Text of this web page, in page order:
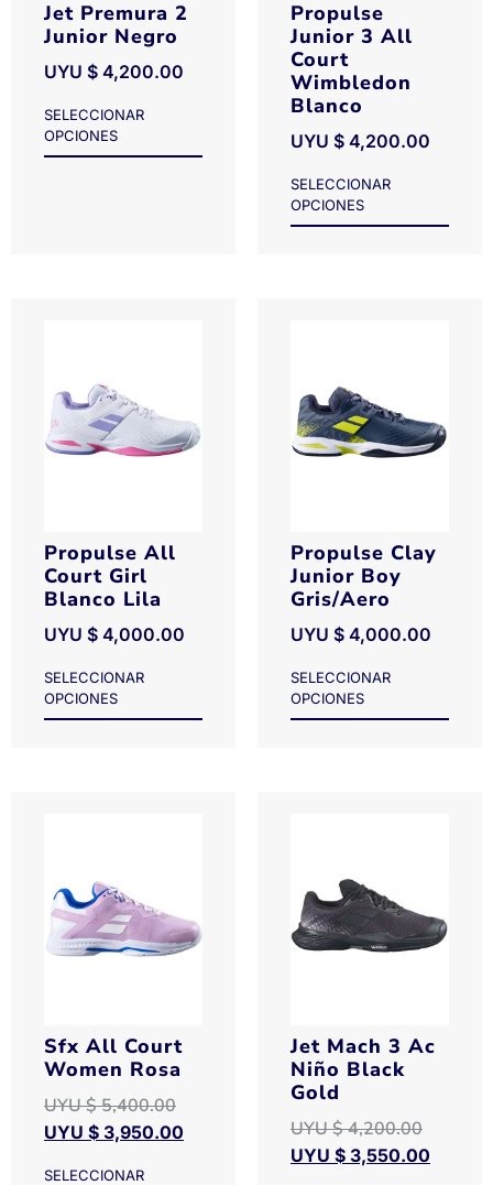
Jet Premura 2
Junior Negro
UYU $ 4,200.00
SELECCIONAR
OPCIONES
Propulse
Junior 3 All
Court
Wimbledon
Blanco
UYU $ 4,200.00
SELECCIONAR
OPCIONES
Propulse All
Court Girl
Blanco Lila
UYU $ 4,000.00
SELECCIONAR
OPCIONES
Propulse Clay
Junior Boy
Gris/Aero
UYU $ 4,000.00
SELECCIONAR
OPCIONES
Sfx All Court
Women Rosa
UYU $5,400.00
UYU $ 3,950.00
SELECCIONAR
Jet Mach 3 Ac
Niño Black
Gold
UYU $4,200.00
UYU $ 3,550.00